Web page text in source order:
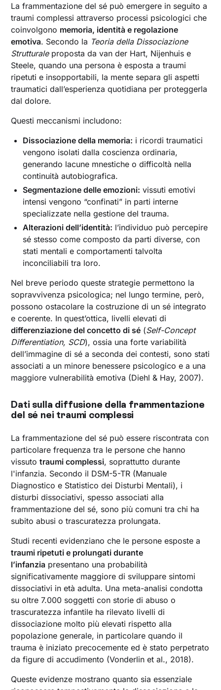
La frammentazione del sé può emergere in seguito a
traumi complessi attraverso processi psicologici che
coinvolgono memoria, identità e regolazione
emotiva. Secondo la Teoria della Dissociazione
Strutturaleproposta da van der Hart, Nijenhuis e
Steele, quando una persona è esposta a traumi
ripetuti e insopportabili, la mente separa gli aspetti
traumatici dall’esperienza quotidiana per proteggerla
dal dolore.
Questi meccanismi includono:
Dissociazione della memoria: i ricordi traumatici
vengono isolati dalla coscienza ordinaria,
generando lacune mnestiche o difficoltà nella
continuità autobiografica.
Segmentazione delle emozioni: vissuti emotivi
intensi vengono “confinati” in parti interne
specializzate nella gestione del trauma.
Alterazioni dell’identità: l’individuo può percepire
sé stesso come composto da parti diverse, con
stati mentali e comportamenti talvolta
inconciliabili tra loro.
Nel breve periodo queste strategie permettono la
sopravvivenza psicologica; nel lungo termine, però,
possono ostacolare la costruzione di un sé integrato
e coerente. In quest’ottica, livelli elevati di
differenziazione del concetto di sé (Self-Concept
Differentiation, SCD), ossia una forte variabilità
dell’immagine di sé a seconda dei contesti, sono stati
associati a un minore benessere psicologico e a una
maggiore vulnerabilità emotiva (Diehl & Hay, 2007).
Dati sulla diffusione della frammentazione
del sé nei traumi complessi
La frammentazione del sé può essere riscontrata con
particolare frequenza tra le persone che hanno
vissutotraumi complessi, soprattutto durante
l'infanzia. Secondo il DSM-5-TR (Manuale
Diagnostico e Statistico dei Disturbi Mentali), i
disturbi dissociativi, spesso associati alla
frammentazione del sé, sono più comuni tra chi ha
subito abusi o trascuratezza prolungata.
Studi recenti evidenziano che le persone esposte a
traumi ripetuti e prolungati durante
l’infanzia presentano una probabilità
significativamente maggiore di sviluppare sintomi
dissociativi in età adulta. Una meta-analisi condotta
su oltre 7.000 soggetti con storie di abuso o
trascuratezza infantile ha rilevato livelli di
dissociazione molto più elevati rispetto alla
popolazione generale, in particolare quando il
trauma è iniziato precocemente ed è stato perpetrato
da figure di accudimento (Vonderlin et al., 2018).
Queste evidenze mostrano quanto sia essenziale